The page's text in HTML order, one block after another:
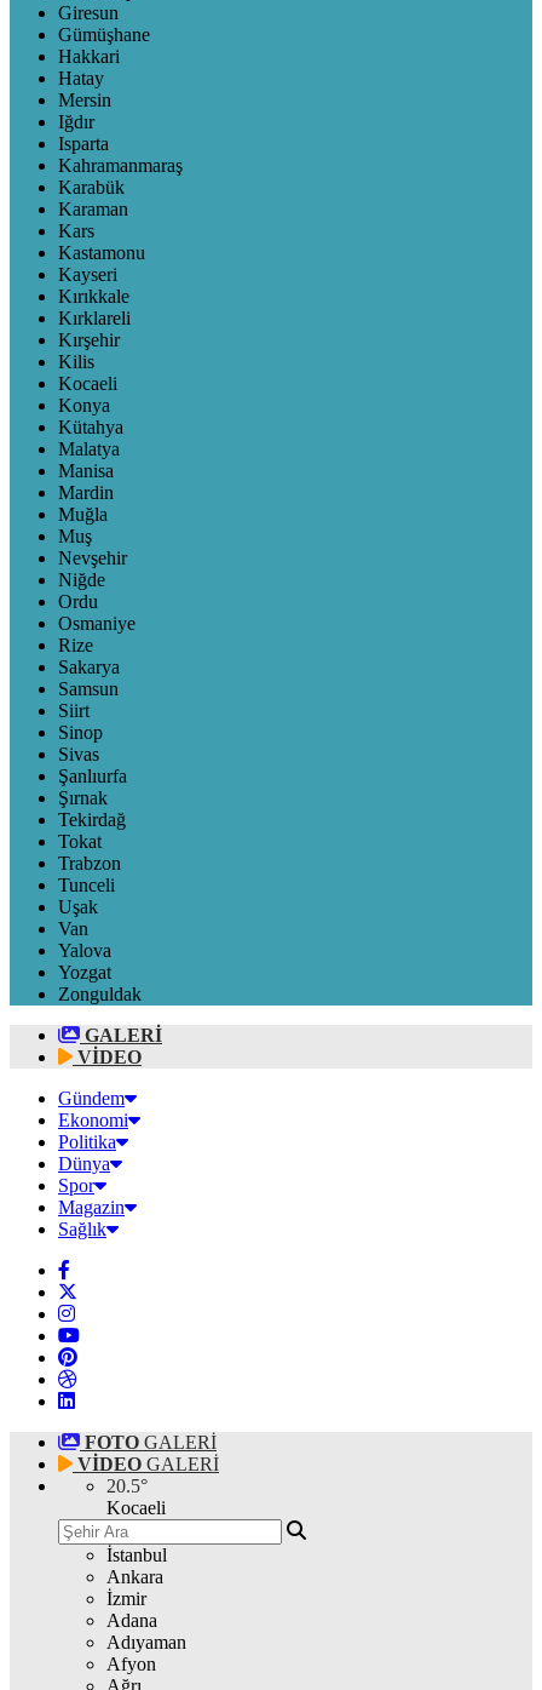
Giresun
Gümüşhane
Hakkari
Hatay
Mersin
Iğdır
Isparta
Kahramanmaraş
Karabük
Karaman
Kars
Kastamonu
Kayseri
Kırıkkale
Kırklareli
Kırşehir
Kilis
Kocaeli
Konya
Kütahya
Malatya
Manisa
Mardin
Muğla
Muş
Nevşehir
Niğde
Ordu
Osmaniye
Rize
Sakarya
Samsun
Siirt
Sinop
Sivas
Şanlıurfa
Şırnak
Tekirdağ
Tokat
Trabzon
Tunceli
Uşak
Van
Yalova
Yozgat
Zonguldak
GALERİ
VİDEO
Gündem
Ekonomi
Politika
Dünya
Spor
Magazin
Sağlık
FOTO GALERİ
VİDEO GALERİ
20.5°
Kocaeli
İstanbul
Ankara
İzmir
Adana
Adıyaman
Afyon
Ağrı